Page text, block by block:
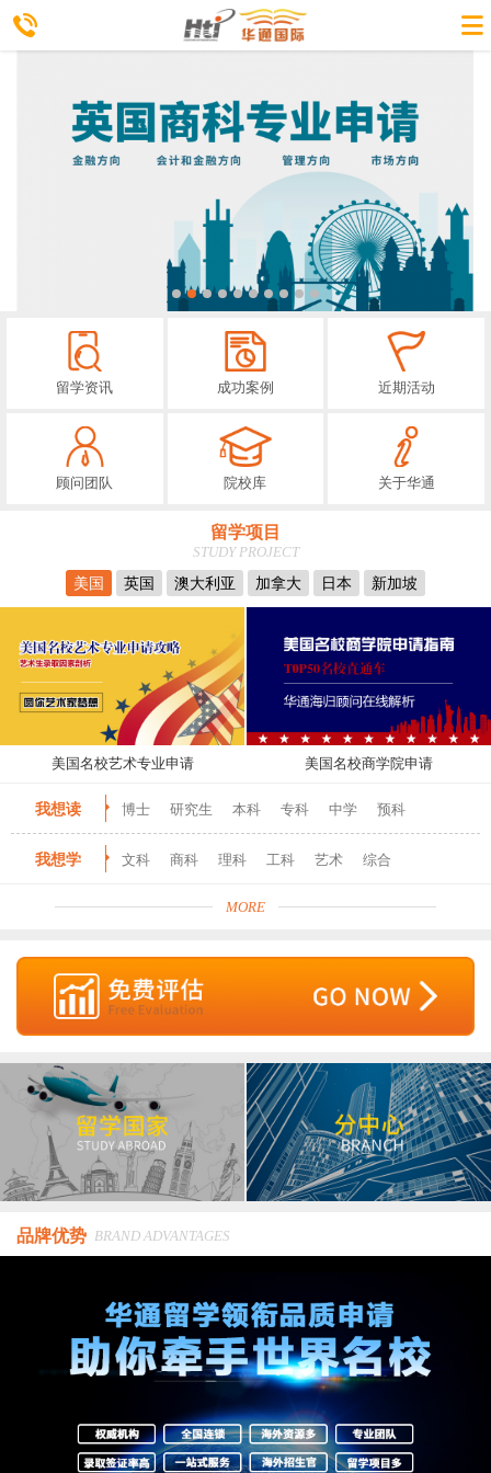
留学资讯 成功案例 近期活动
顾问团队 院校库 关于华通
留学项目
STUDY PROJECT
美国
英国 澳大利亚 加拿大 日本 新加坡
美国名校艺术专业申请 美国名校商学院申请
我想读 博士 研究生 本科 专科 中学 预科
我想学 文科 商科 理科 工科 艺术 综合
MORE
品牌优势 BRAND ADVANTAGES